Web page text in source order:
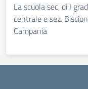
La scuola sec. di I
centrale e sez.
Campania